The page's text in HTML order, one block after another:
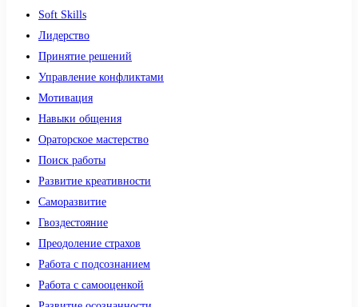
Soft Skills
Лидерство
Принятие решений
Управление конфликтами
Мотивация
Навыки общения
Ораторское мастерство
Поиск работы
Развитие креативности
Саморазвитие
Гвоздестояние
Преодоление страхов
Работа с подсознанием
Работа с самооценкой